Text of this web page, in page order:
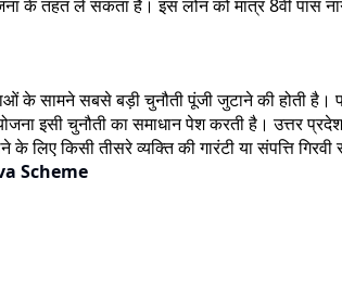
के तहत ले सकता है। इस लोन को मात्र 8वीं पास
सबसे बड़ी चुनौती पूंजी जुटाने की होती है।
इसी चुनौती का समाधान पेश करती है।
तीसरे व्यक्ति की गारंटी या संपत्ति गिरवी
Scheme